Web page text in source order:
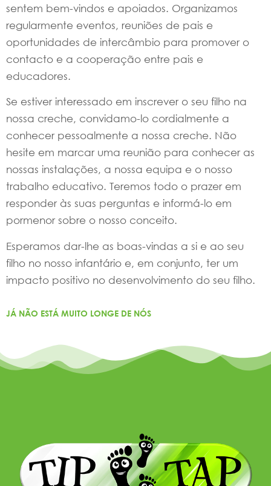
sentem bem-vindos e apoiados. Organizamos
regularmente eventos, reuniões de pais e
oportunidades de intercâmbio para promover o
contacto e a cooperação entre pais e
educadores.
Se estiver interessado em inscrever o seu filho na
nossa creche, convidamo-lo cordialmente a
conhecer pessoalmente a nossa creche. Não
hesite em marcar uma reunião para conhecer as
nossas instalações, a nossa equipa e o nosso
trabalho educativo. Teremos todo o prazer em
responder às suas perguntas e informá-lo em
pormenor sobre o nosso conceito.
Esperamos dar-lhe as boas-vindas a si e ao seu
filho no nosso infantário e, em conjunto, ter um
impacto positivo no desenvolvimento do seu filho.
JÁ NÃO ESTÁ MUITO LONGE DE NÓS